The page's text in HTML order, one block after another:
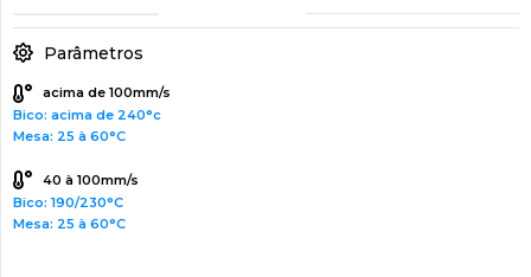
Parâmetros
acima de 100mm/s
Bico: acima de 240°c
Mesa: 25 à 60°C
40 à 100mm/s
Bico: 190/230°C
Mesa: 25 à 60°C